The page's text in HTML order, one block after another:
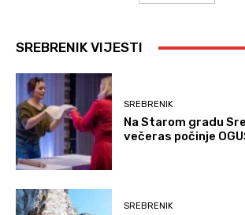
SREBRENIK VIJESTI
SREBRENIK
Na Starom gradu
večeras počinje
SREBRENIK